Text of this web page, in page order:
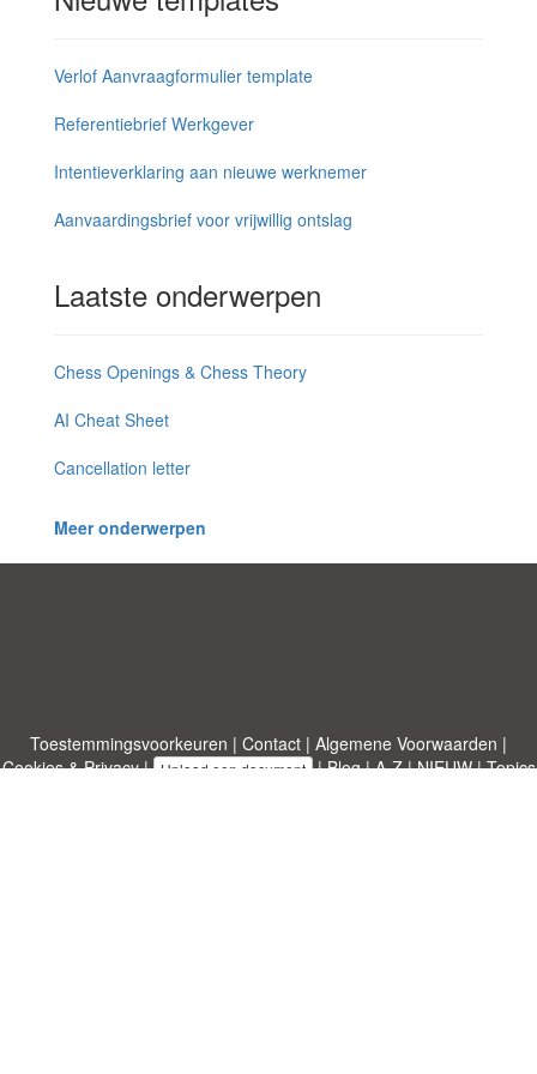
Verlof Aanvraagformulier template
Referentiebrief Werkgever
Intentieverklaring aan nieuwe werknemer
Aanvaardingsbrief voor vrijwillig ontslag
Laatste onderwerpen
Chess Openings & Chess Theory
AI Cheat Sheet
Cancellation letter
Meer onderwerpen
Toestemmingsvoorkeuren | Contact | Algemene Voorwaarden |
Cookies & Privacy| Upload een document |Blog|A-Z|NIEUW|Topics